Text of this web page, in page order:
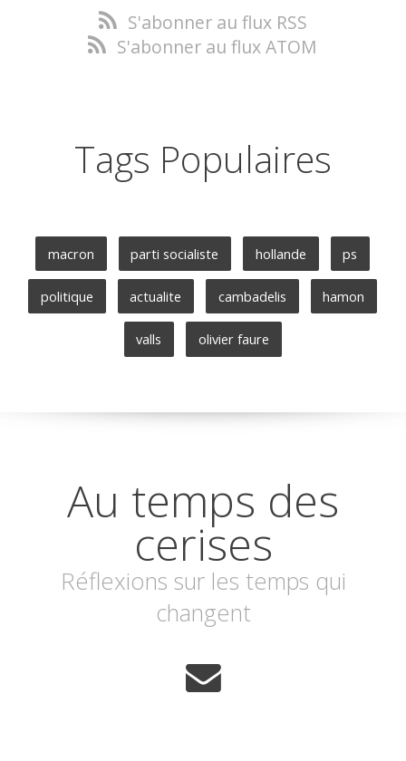
S'abonner au flux RSS
S'abonner au flux ATOM
Tags Populaires
macron parti socialiste hollande ps
politique actualite cambadelis hamon
valls olivier faure
Au temps des
cerises
Réflexions sur les temps qui
changent